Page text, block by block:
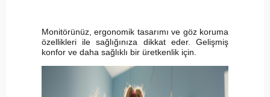
Monitörünüz, ergonomik tasarımı ve göz koruma
özellikleri ile sağlığınıza dikkat eder. Gelişmiş
konfor ve daha sağlıklı bir üretkenlik için.